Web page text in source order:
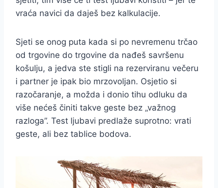
vraća navici da daješ bez kalkulacije.
Sjeti se onog puta kada si po nevremenu trčao
od trgovine do trgovine da nađeš savršenu
košulju, a jedva ste stigli na rezerviranu večeru
i partner je ipak bio mrzovoljan. Osjetio si
razočaranje, a možda i donio tihu odluku da
više nećeš činiti takve geste bez „važnog
razloga”. Test ljubavi predlaže suprotno: vrati
geste, ali bez tablice bodova.